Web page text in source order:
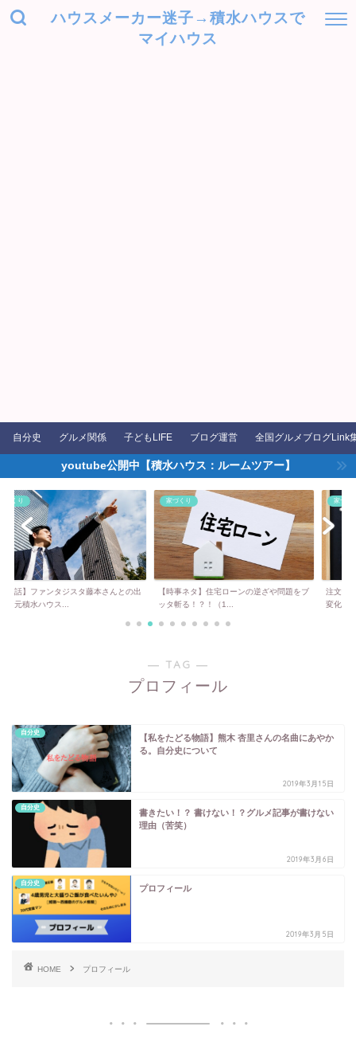
ハウスメーカー迷子→積水ハウスで
マイハウス
自分史 グルメ関係 子どもLIFE ブログ運営 全国グルメブログLink
youtube公開中【積水ハウス：ルームツアー】
ジスタ藤本さんとの出
家づくり
【時事ネタ】住宅ローンの逆ざや問題をブ
ッタ斬る！？！（1...
家づくり
注文住宅を購入する上
変化。要望を伝える...
― TAG ―
プロフィール
自分史
【私をたどる物語】熊木 杏里さんの名曲にあやか
る。自分史について
2019年3月15日
自分史
書きたい！？ 書けない！？グルメ記事が書けない
理由（苦笑）
2019年3月6日
自分史
プロフィール
2019年3月5日
HOME プロフィール